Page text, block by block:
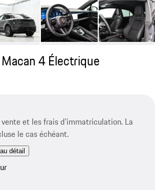
4 Électrique
et les frais d’immatriculation. La
le cas échéant.
détail